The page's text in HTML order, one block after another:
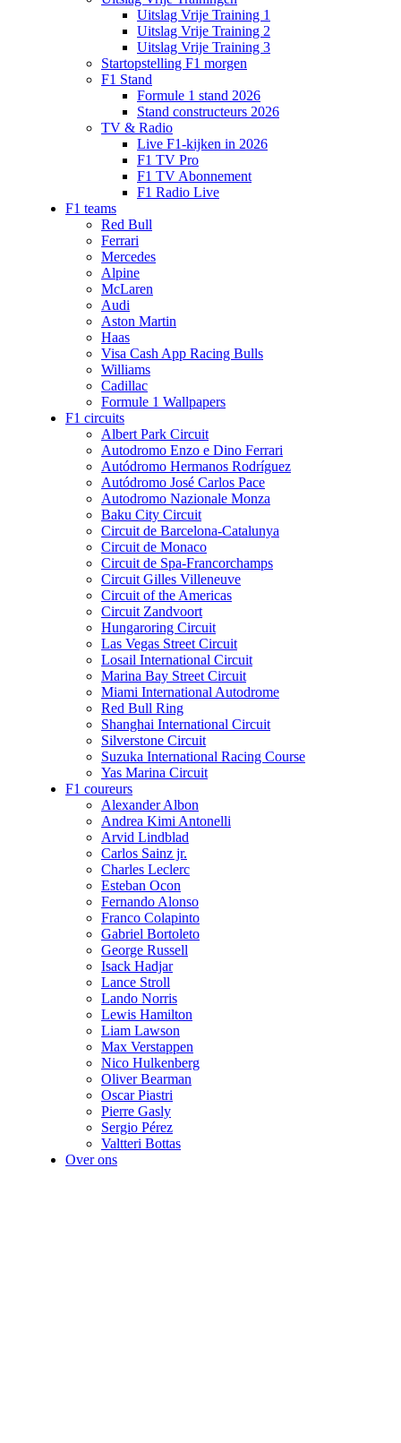
Uitslag Vrije Training 1
Uitslag Vrije Training 2
Uitslag Vrije Training 3
Startopstelling F1 morgen
F1 Stand
Formule 1 stand 2026
Stand constructeurs 2026
TV & Radio
Live F1-kijken in 2026
F1 TV Pro
F1 TV Abonnement
F1 Radio Live
F1 teams
Red Bull
Ferrari
Mercedes
Alpine
McLaren
Audi
Aston Martin
Haas
Visa Cash App Racing Bulls
Williams
Cadillac
Formule 1 Wallpapers
F1 circuits
Albert Park Circuit
Autodromo Enzo e Dino Ferrari
Autódromo Hermanos Rodríguez
Autódromo José Carlos Pace
Autodromo Nazionale Monza
Baku City Circuit
Circuit de Barcelona-Catalunya
Circuit de Monaco
Circuit de Spa-Francorchamps
Circuit Gilles Villeneuve
Circuit of the Americas
Circuit Zandvoort
Hungaroring Circuit
Las Vegas Street Circuit
Losail International Circuit
Marina Bay Street Circuit
Miami International Autodrome
Red Bull Ring
Shanghai International Circuit
Silverstone Circuit
Suzuka International Racing Course
Yas Marina Circuit
F1 coureurs
Alexander Albon
Andrea Kimi Antonelli
Arvid Lindblad
Carlos Sainz jr.
Charles Leclerc
Esteban Ocon
Fernando Alonso
Franco Colapinto
Gabriel Bortoleto
George Russell
Isack Hadjar
Lance Stroll
Lando Norris
Lewis Hamilton
Liam Lawson
Max Verstappen
Nico Hulkenberg
Oliver Bearman
Oscar Piastri
Pierre Gasly
Sergio Pérez
Valtteri Bottas
Over ons